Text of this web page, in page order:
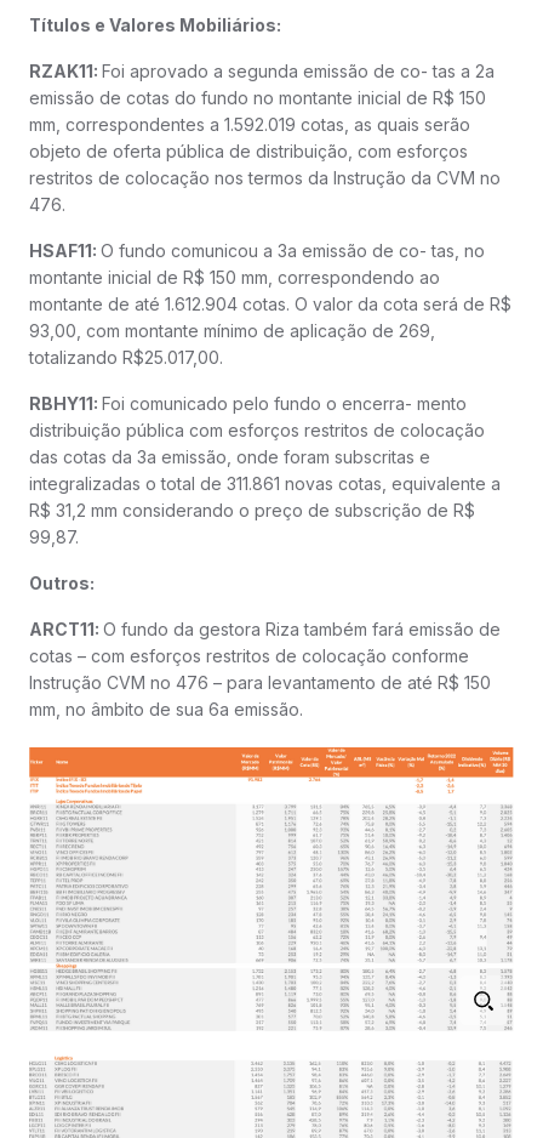
Títulos e Valores Mobiliários:
RZAK11: Foi aprovado a segunda emissão de co- tas a 2a
emissão de cotas do fundo no montante inicial de R$ 150
mm, correspondentes a 1.592.019 cotas, as quais serão
objeto de oferta pública de distribuição, com esforços
restritos de colocação nos termos da Instrução da CVM no
476.
HSAF11: O fundo comunicou a 3a emissão de co- tas, no
montante inicial de R$ 150 mm, correspondendo ao
montante de até 1.612.904 cotas. O valor da cota será de R$
93,00, com montante mínimo de aplicação de 269,
totalizando R$25.017,00.
RBHY11: Foi comunicado pelo fundo o encerra- mento
distribuição pública com esforços restritos de colocação
das cotas da 3a emissão, onde foram subscritas e
integralizadas o total de 311.861 novas cotas, equivalente a
R$ 31,2 mm considerando o preço de subscrição de R$
99,87.
Outros:
ARCT11: O fundo da gestora Riza também fará emissão de
cotas – com esforços restritos de colocação conforme
Instrução CVM no 476 – para levantamento de até R$ 150
mm, no âmbito de sua 6a emissão.